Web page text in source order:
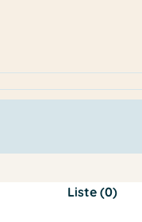
Liste (0)